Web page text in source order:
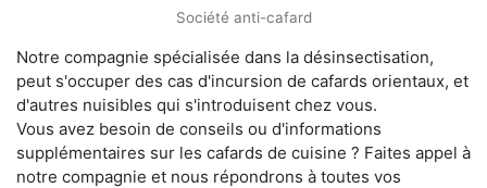
Société anti-cafard
Notre compagnie spécialisée dans la désinsectisation,
peut s'occuper des cas d'incursion de cafards orientaux, et
d'autres nuisibles qui s'introduisent chez vous.
Vous avez besoin de conseils ou d'informations
supplémentaires sur les cafards de cuisine ? Faites appel à
notre compagnie et nous répondrons à toutes vos